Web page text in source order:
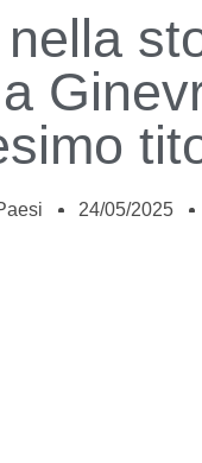
24/05/2025